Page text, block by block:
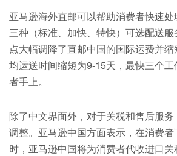
亚马逊海外直邮可以帮助消费者快速
三种（标准、加快、特快）可选配送
点大幅调降了直邮中国的国际运费并
均运送时间缩短为9-15天，最快三个
者手上。
除了中文界面外，对于关税和售后服
调整。亚马逊中国方面表示，在消费
时，亚马逊中国将为消费者代收进口